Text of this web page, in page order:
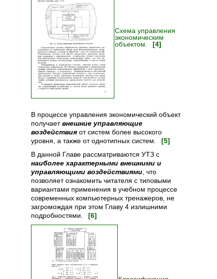
Схема управления
экономическим
объектом.
[4]
В процессе управления экономический объект
получаетвнешние управляющие
воздействия от систем более высокого
уровня, а также от однотипных систем. [5]
В данной Главе рассматриваются УТЗ с
наиболее характерными внешними и
управляющими воздействиями , что
позволяет ознакомить читателя с типовыми
вариантами применения в учебном процессе
современных компьютерных тренажеров, не
загромождая при этом Главу 4 излишними
подробностями. [6]